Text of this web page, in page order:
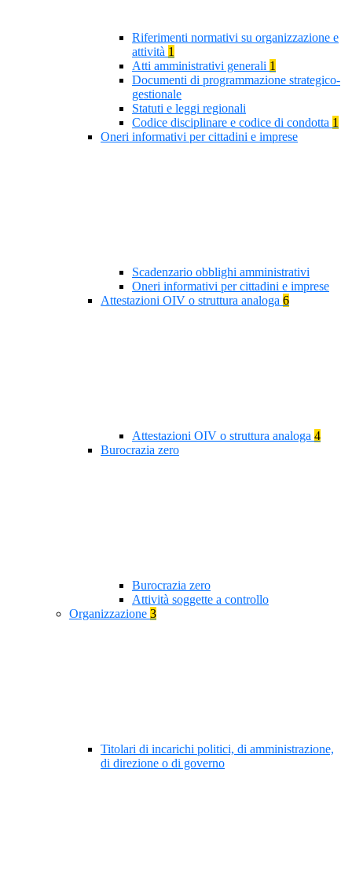
Riferimenti normativi su organizzazione e
attività 1
Atti amministrativi generali 1
Documenti di programmazione strategico-
gestionale
Statuti e leggi regionali
Codice disciplinare e codice di condotta 1
Oneri informativi per cittadini e imprese
Scadenzario obblighi amministrativi
Oneri informativi per cittadini e imprese
Attestazioni OIV o struttura analoga 6
Attestazioni OIV o struttura analoga 4
Burocrazia zero
Burocrazia zero
Attività soggette a controllo
Organizzazione 3
Titolari di incarichi politici, di amministrazione,
di direzione o di governo